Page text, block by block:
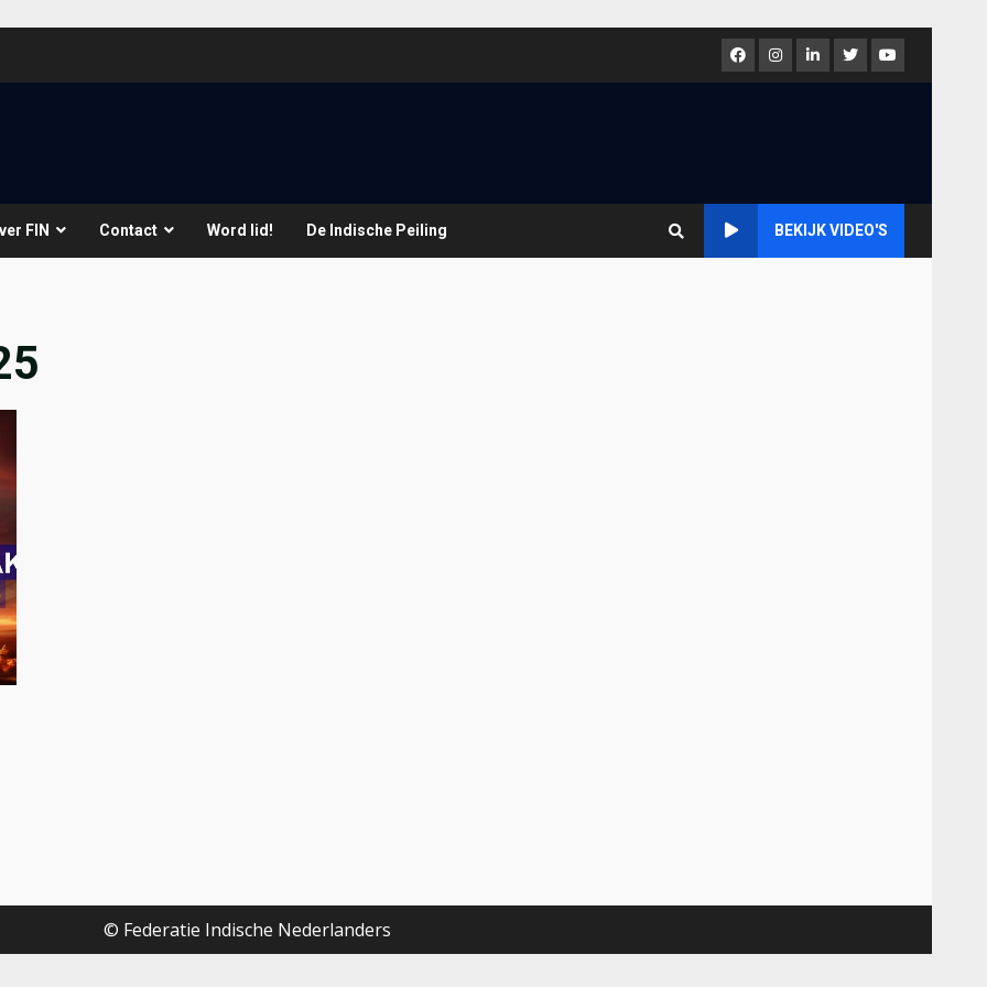
FacebookInstagram
LinkedInTwitterYoutube
FIN Contact Word lid! De Indische Peiling BEKIJK VIDEO'S
© Federatie Indische Nederlanders